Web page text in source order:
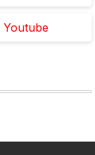
Youtube